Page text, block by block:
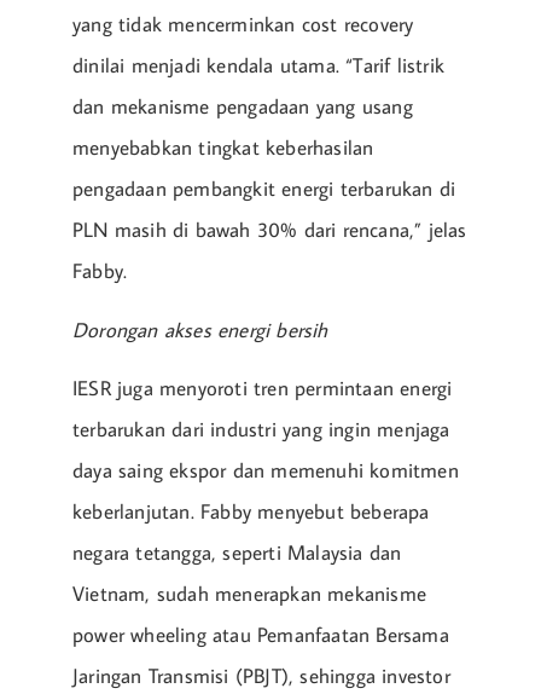
yang tidak mencerminkan cost recovery
dinilai menjadi kendala utama. “Tarif listrik
dan mekanisme pengadaan yang usang
menyebabkan tingkat keberhasilan
pengadaan pembangkit energi terbarukan di
PLN masih di bawah 30% dari rencana,” jelas
Fabby.
Dorongan akses energi bersih
IESR juga menyoroti tren permintaan energi
terbarukan dari industri yang ingin menjaga
daya saing ekspor dan memenuhi komitmen
keberlanjutan. Fabby menyebut beberapa
negara tetangga, seperti Malaysia dan
Vietnam, sudah menerapkan mekanisme
power wheeling atau Pemanfaatan Bersama
Jaringan Transmisi (PBJT), sehingga investor